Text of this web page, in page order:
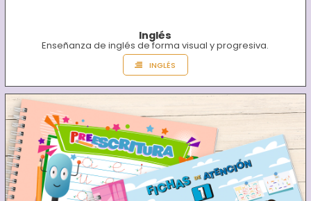
Inglés
Enseñanza de inglés de forma visual y progresiva.
INGLÉS